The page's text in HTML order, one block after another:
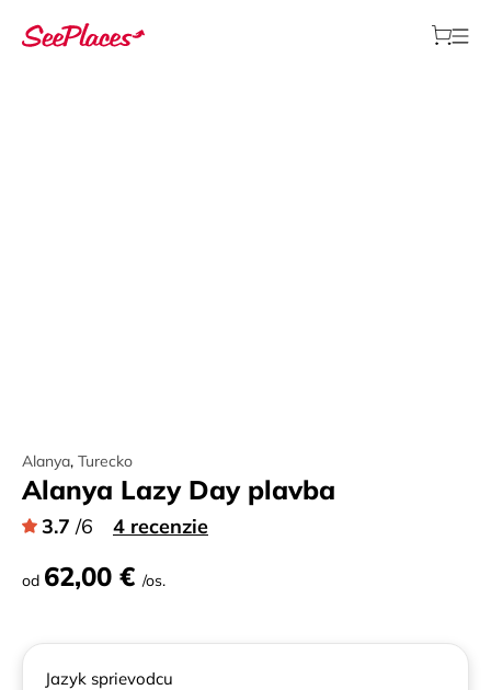
Alanya, Turecko
Alanya Lazy Day plavba
3.7 /6 4 recenzie
od 62,00 € /os.
Jazyk sprievodcu